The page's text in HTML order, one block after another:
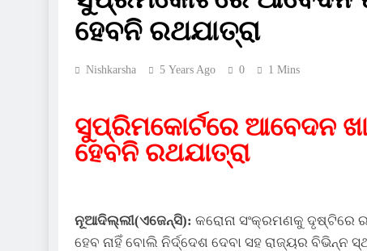
ହେବନି ରଥଯାତ୍ରା
Nishkarsha 5 Years Ago 0 1 Mins
ସୁପ୍ରିମକୋର୍ଟରେ ଆବେଦନ
ହେବନି ରଥଯାତ୍ରା
ନୂଆଦିଲ୍ଲୀ(ଏଜେନ୍ସି): କରୋନା ସଂକ୍ରମଣକୁ ଦୃଷ୍ଟିରେ
ହେବ ନାହିଁ ବୋଲି ନିର୍ଦ୍ଦେଶ ଦେବା ସହ ରାଜ୍ୟର ବିଭିନ୍ନ